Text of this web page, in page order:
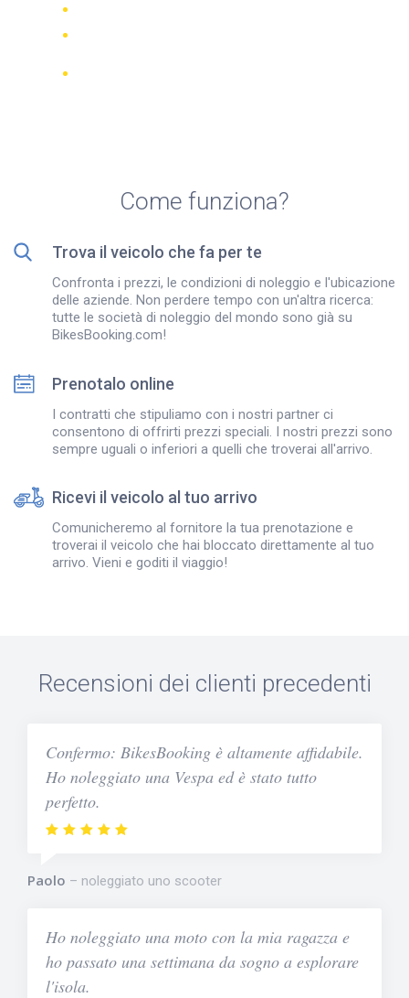
Come funziona?
Trova il veicolo che fa per te
Confronta i prezzi, le condizioni di noleggio e l'ubicazione
delle aziende. Non perdere tempo con un'altra ricerca:
tutte le società di noleggio del mondo sono già su
BikesBooking.com!
Prenotalo online
I contratti che stipuliamo con i nostri partner ci
consentono di offrirti prezzi speciali. I nostri prezzi sono
sempre uguali o inferiori a quelli che troverai all'arrivo.
Ricevi il veicolo al tuo arrivo
Comunicheremo al fornitore la tua prenotazione e
troverai il veicolo che hai bloccato direttamente al tuo
arrivo. Vieni e goditi il viaggio!
Recensioni dei clienti precedenti
Confermo: BikesBooking è altamente affidabile.
Ho noleggiato una Vespa ed è stato tutto
perfetto.
Paolo noleggiato uno scooter
Ho noleggiato una moto con la mia ragazza e
ho passato una settimana da sogno a esplorare
l'isola.